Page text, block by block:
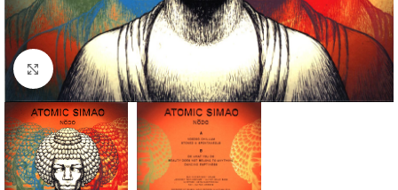
Klick zum Vergrößern